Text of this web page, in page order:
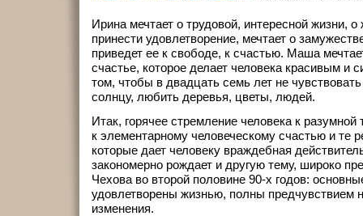
Ирина мечтает о трудовой, интересной жизни, о
принести удовлетворение, мечтает о
приведет ее к свободе, к счастью. Маша
счастье, которое делает человека красивым и
том, чтобы в двадцать семь лет не
солнцу, любить деревья, цветы, людей.
Итак, горячее стремление человека к разумной
к элементарному человеческому счастью и те
которые дает человеку враждебная
закономерно рождает и другую тему, широко
Чехова во второй половине 90-х годов:
удовлетворены жизнью, полны предчувствием
изменения.